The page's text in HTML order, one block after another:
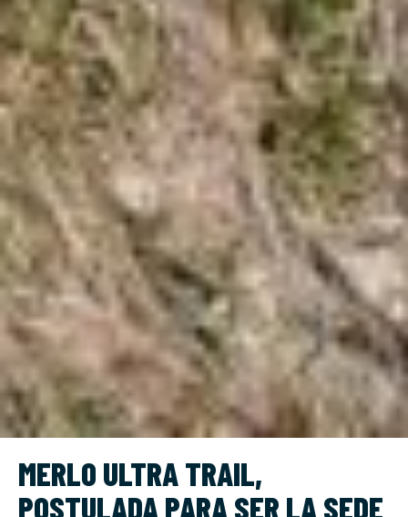
MERLO ULTRA TRAIL,
POSTULADA PARA SER LA SEDE